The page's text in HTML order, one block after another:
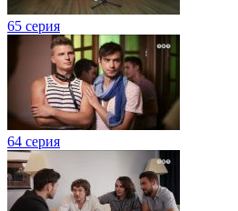
65 серия
64 серия